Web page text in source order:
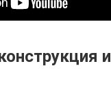
и